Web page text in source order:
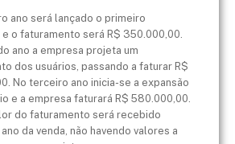
ano será lançado o primeiro
o faturamento será R$ 350.000,00.
ano a empresa projeta um
dos usuários, passando a faturar R$
No terceiro ano inicia-se a expansão
e a empresa faturará R$ 580.000,00.
do faturamento será recebido
da venda, não havendo valores a